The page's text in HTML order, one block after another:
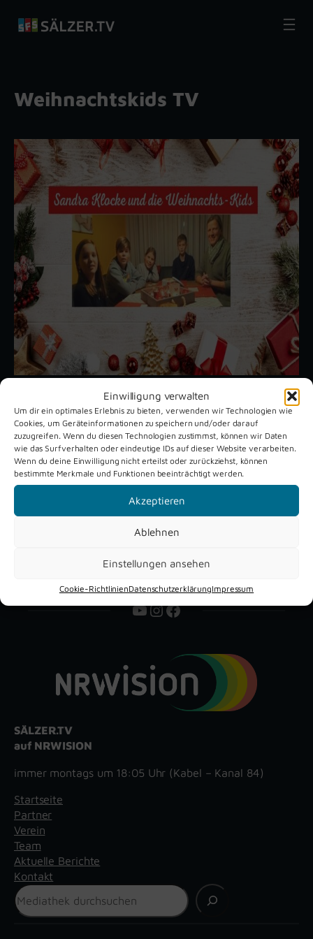
Einwilligung verwalten
Um dir ein optimales Erlebnis zu bieten, verwenden wir Technologien wie
Cookies, um Geräteinformationen zu speichern und/oder darauf
zuzugreifen. Wenn du diesen Technologien zustimmst, können wir Daten
wie das Surfverhalten oder eindeutige IDs auf dieser Website verarbeiten.
Wenn du deine Einwilligung nicht erteilst oder zurückziehst, können
bestimmte Merkmale und Funktionen beeinträchtigt werden.
Akzeptieren
Ablehnen
Einstellungen ansehen
Cookie-RichtlinienDatenschutzerklärungImpressum
Weihnachtskids TV
Unsere aktuellen Reportagen
Schützenfest
Verne 2026
Dreckburg
YouTube
Instagram
Facebook
SÄLZER.TV
auf NRWISION
immer montags um 18:05 Uhr (Kabel – Kanal 84)
Startseite
Partner
Verein
Team
Aktuelle Berichte
Kontakt
Suchen